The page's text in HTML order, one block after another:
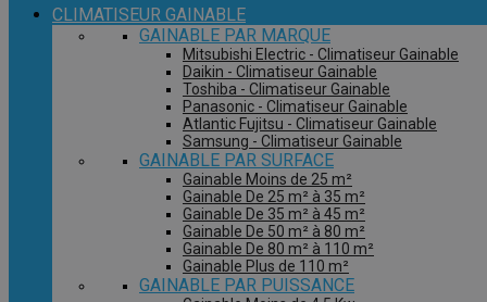
CLIMATISEUR GAINABLE
GAINABLE PAR MARQUE
Mitsubishi Electric - Climatiseur Gainable
Daikin - Climatiseur Gainable
Toshiba - Climatiseur Gainable
Panasonic - Climatiseur Gainable
Atlantic Fujitsu - Climatiseur Gainable
Samsung - Climatiseur Gainable
GAINABLE PAR SURFACE
Gainable Moins de 25 m²
Gainable De 25 m² à 35 m²
Gainable De 35 m² à 45 m²
Gainable De 50 m² à 80 m²
Gainable De 80 m² à 110 m²
Gainable Plus de 110 m²
GAINABLE PAR PUISSANCE